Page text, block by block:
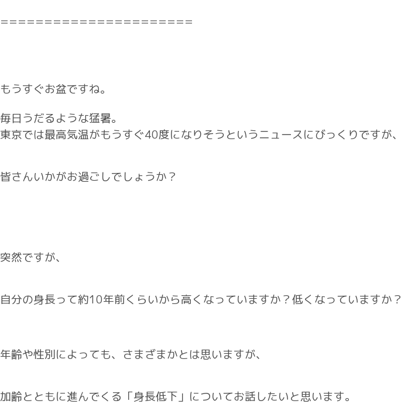
======================
もうすぐお盆ですね。
毎日うだるような猛暑。
東京では最高気温がもうすぐ40度になりそうというニュースにびっくりですが、
皆さんいかがお過ごしでしょうか？
突然ですが、
自分の身長って約10年前くらいから高くなっていますか？低くなっていますか？
年齢や性別によっても、さまざまかとは思いますが、
加齢とともに進んでくる「身長低下」についてお話したいと思います。